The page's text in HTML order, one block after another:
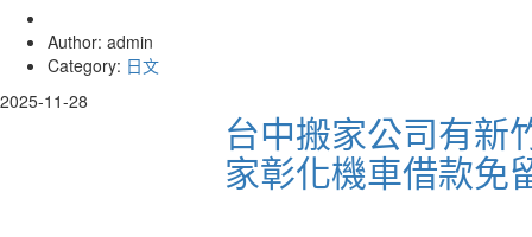
Author: admin
Category: 日文
2025-11-28
台中搬家公司有新
家彰化機車借款免